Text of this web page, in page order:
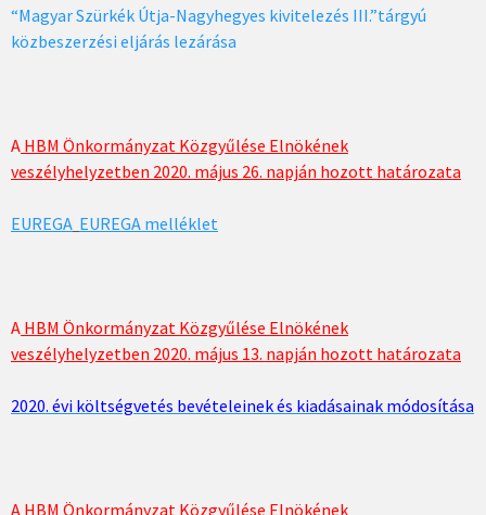
“Magyar Szürkék Útja-Nagyhegyes kivitelezés III.”tárgyú
közbeszerzési eljárás lezárása
A HBM Önkormányzat Közgyűlése Elnökének
veszélyhelyzetben 2020. május 26. napján hozott határozata
EUREGA EUREGA melléklet
A HBM Önkormányzat Közgyűlése Elnökének
veszélyhelyzetben 2020. május 13. napján hozott határozata
2020. évi költségvetés bevételeinek és kiadásainak módosítása
A HBM Önkormányzat Közgyűlése Elnökének